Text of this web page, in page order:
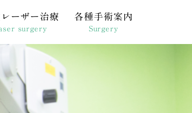
ーザー治療
surgery
ス閾値下凝固
ー線維柱帯形成術
各種手術案内
Surgery
硝子体手術